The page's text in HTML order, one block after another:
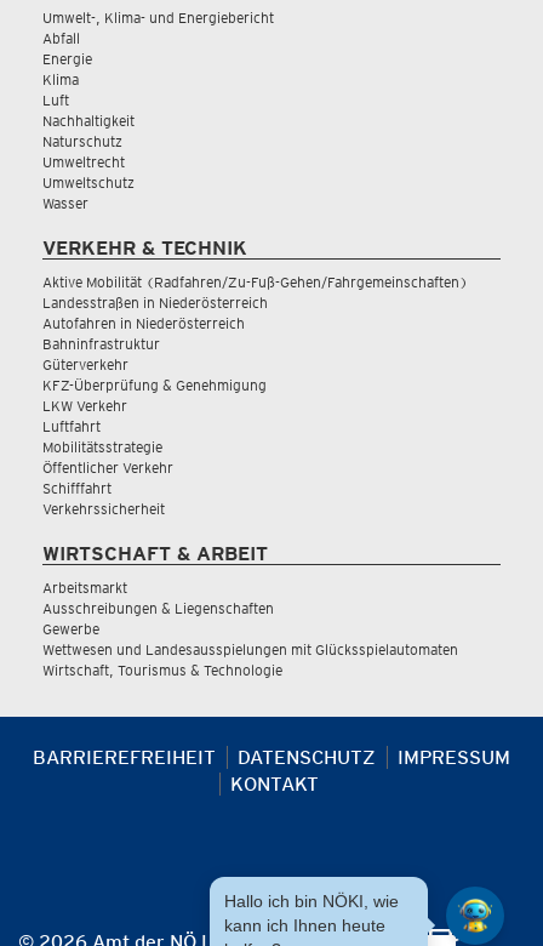
Umwelt-, Klima- und Energiebericht
Abfall
Energie
Klima
Luft
Nachhaltigkeit
Naturschutz
Umweltrecht
Umweltschutz
Wasser
VERKEHR & TECHNIK
Aktive Mobilität (Radfahren/Zu-Fuß-Gehen/Fahrgemeinschaften)
Landesstraßen in Niederösterreich
Autofahren in Niederösterreich
Bahninfrastruktur
Güterverkehr
KFZ-Überprüfung & Genehmigung
LKW Verkehr
Luftfahrt
Mobilitätsstrategie
Öffentlicher Verkehr
Schifffahrt
Verkehrssicherheit
WIRTSCHAFT & ARBEIT
Arbeitsmarkt
Ausschreibungen & Liegenschaften
Gewerbe
Wettwesen und Landesausspielungen mit Glücksspielautomaten
Wirtschaft, Tourismus & Technologie
BARRIEREFREIHEIT DATENSCHUTZ
IMPRESSUM
KONTAKT
Hallo ich bin NÖKI, wie
kann ich Ihnen heute